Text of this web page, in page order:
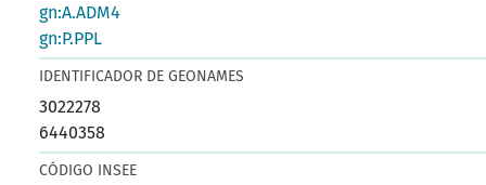
gn:A.ADM4
gn:P.PPL
IDENTIFICADOR DE GEONAMES
3022278
6440358
CÓDIGO INSEE